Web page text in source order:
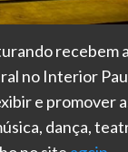
recebem
no Interior
e promover
dança,